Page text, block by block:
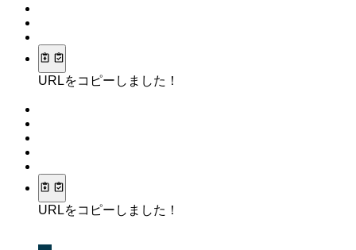
URLをコピーしました！
URLをコピーしました！